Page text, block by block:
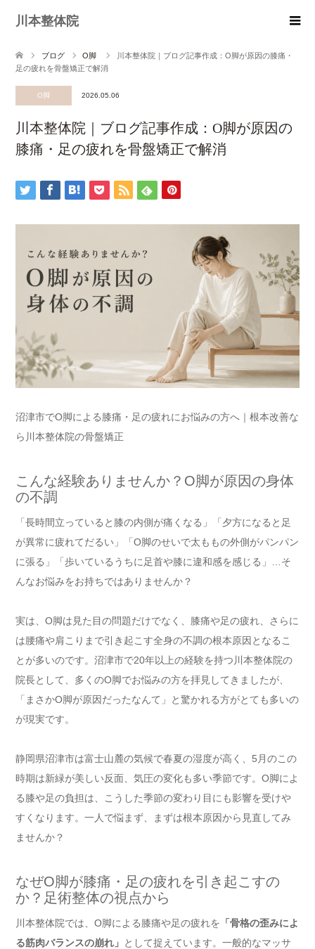
川本整体院
ブログ O脚
川本整体院｜ブログ記事作成：O脚が原因の膝痛・
足の疲れを骨盤矯正で解消
O脚 2026.05.06
川本整体院｜ブログ記事作成：O脚が原因の
膝痛・足の疲れを骨盤矯正で解消
沼津市でO脚による膝痛・足の疲れにお悩みの方へ｜根本改善な
ら川本整体院の骨盤矯正
こんな経験ありませんか？O脚が原因の身体
の不調
「長時間立っていると膝の内側が痛くなる」「夕方になると足
が異常に疲れてだるい」「O脚のせいで太ももの外側がパンパン
に張る」「歩いているうちに足首や膝に違和感を感じる」…そ
んなお悩みをお持ちではありませんか？
実は、O脚は見た目の問題だけでなく、膝痛や足の疲れ、さらに
は腰痛や肩こりまで引き起こす全身の不調の根本原因となるこ
とが多いのです。沼津市で20年以上の経験を持つ川本整体院の
院長として、多くのO脚でお悩みの方を拝見してきましたが、
「まさかO脚が原因だったなんて」と驚かれる方がとても多いの
が現実です。
静岡県沼津市は富士山麓の気候で春夏の湿度が高く、5月のこの
時期は新緑が美しい反面、気圧の変化も多い季節です。O脚によ
る膝や足の負担は、こうした季節の変わり目にも影響を受けや
すくなります。一人で悩まず、まずは根本原因から見直してみ
ませんか？
なぜO脚が膝痛・足の疲れを引き起こすの
か？足術整体の視点から
川本整体院では、O脚による膝痛や足の疲れを 「骨格の歪みによ
る筋肉バランスの崩れ」 として捉えています。一般的なマッサ